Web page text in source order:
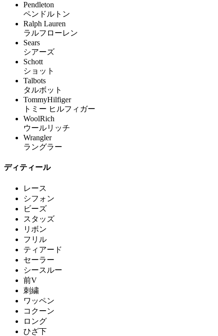
Pendleton
ペンドルトン
Ralph Lauren
ラルフローレン
Sears
シアーズ
Schott
ショット
Talbots
タルボット
TommyHilfiger
トミー ヒルフィガー
WoolRich
ウールリッチ
Wrangler
ラングラー
ディティール
レース
シフォン
ビーズ
スタッズ
リボン
フリル
ティアード
セーラー
シースルー
前V
刺繍
ワッペン
コクーン
ロング
ひざ下